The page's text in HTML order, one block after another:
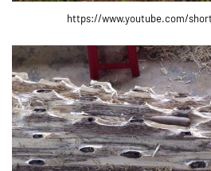
https://www.youtube.com/